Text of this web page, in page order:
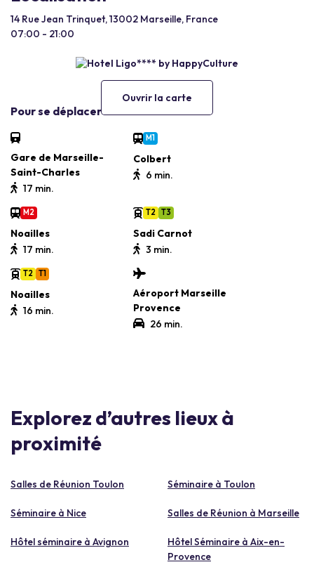
14 Rue Jean Trinquet, 13002 Marseille, France
07:00 - 21:00
Ouvrir la carte
Pour se déplacer
Gare de Marseille-
Saint-Charles
17 min.
M1
Colbert
6 min.
M2
Noailles
17 min.
T2 T3
Sadi Carnot
3 min.
T2 T1
Noailles
16 min.
Aéroport Marseille
Provence
26 min.
Explorez d’autres lieux à
proximité
Salles de Réunion Toulon Séminaire à Toulon
Séminaire à Nice Salles de Réunion à Marseille
Hôtel séminaire à Avignon
Hôtel Séminaire à Aix-en-
Provence